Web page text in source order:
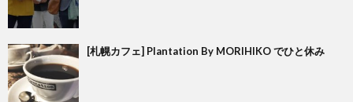
[札幌カフェ] Plantation By MORIHIKO でひと休み